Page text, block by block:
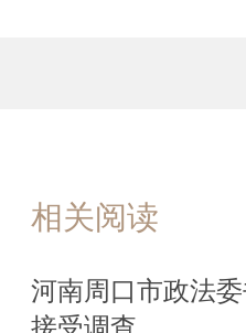
相关阅读
河南周口市政法
接受调查